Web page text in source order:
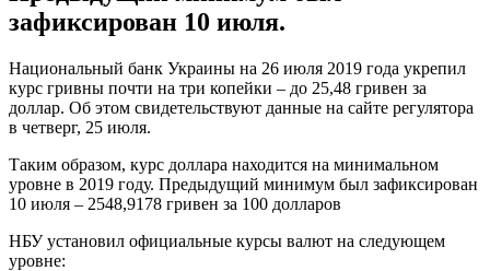
зафиксирован 10 июля.
Национальный банк Украины на 26 июля 2019 года укрепил
курс гривны почти на три копейки – до 25,48 гривен за
доллар. Об этом свидетельствуют данные на сайте регулятора
в четверг, 25 июля.
Таким образом, курс доллара находится на минимальном
уровне в 2019 году. Предыдущий минимум был зафиксирован
10 июля – 2548,9178 гривен за 100 долларов
НБУ установил официальные курсы валют на следующем
уровне: